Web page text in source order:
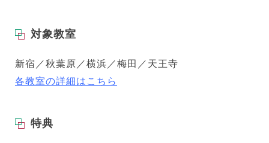
対象教室
新宿／秋葉原／横浜／梅田／天王寺
各教室の詳細はこちら
特典